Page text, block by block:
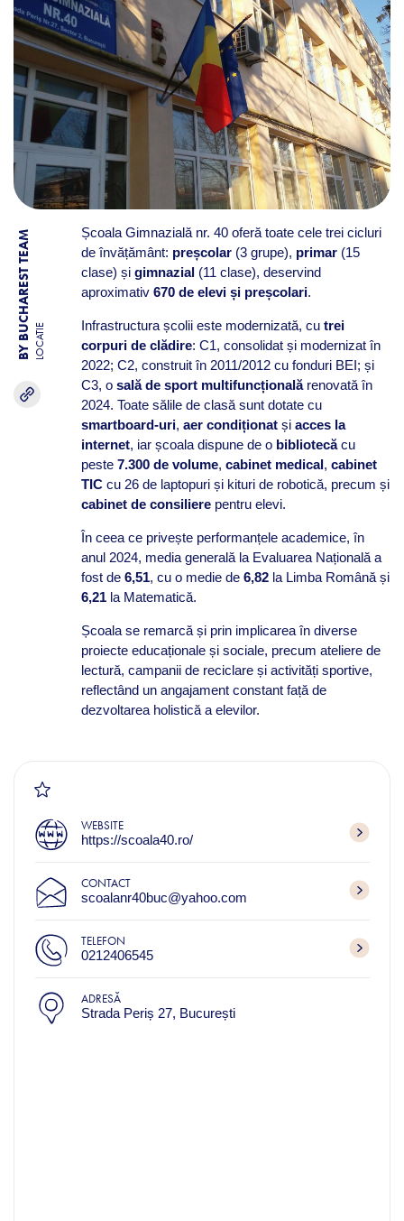
BY BUCHAREST TEAM LOCATIE
Școala Gimnazială nr. 40 oferă toate cele trei cicluri
de învățământ: preșcolar(3 grupe), primar(15
clase) și gimnazial(11 clase), deservind
aproximativ 670 de elevi și preșcolari.
Infrastructura școlii este modernizată, cu trei
corpuri de clădire: C1, consolidat și modernizat în
2022; C2, construit în 2011/2012 cu fonduri BEI; și
C3, o sală de sport multifuncționalărenovată în
2024. Toate sălile de clasă sunt dotate cu
smartboard-uri, aer condiționatși acces la
internet, iar școala dispune de o bibliotecăcu
peste 7.300 de volume, cabinet medical, cabinet
TICcu 26 de laptopuri și kituri de robotică, precum și
cabinet de consilierepentru elevi.
În ceea ce privește performanțele academice, în
anul 2024, media generală la Evaluarea Națională a
fost de 6,51, cu o medie de 6,82la Limba Română și
6,21la Matematică.
Școala se remarcă și prin implicarea în diverse
proiecte educaționale și sociale, precum ateliere de
lectură, campanii de reciclare și activități sportive,
reflectând un angajament constant față de
dezvoltarea holistică a elevilor.
WEBSITE
https://scoala40.ro/
CONTACT
scoalanr40buc@yahoo.com
TELEFON
0212406545
ADRESĂ
Strada Periș 27, București